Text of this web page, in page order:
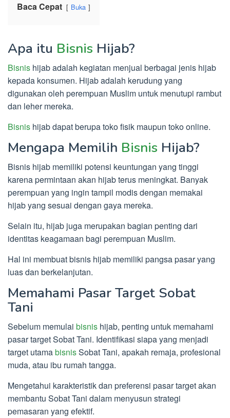
Baca Cepat Buka
Apa itu Bisnis Hijab?
Bisnis hijab adalah kegiatan menjual berbagai jenis hijab
kepada konsumen. Hijab adalah kerudung yang
digunakan oleh perempuan Muslim untuk menutupi rambut
dan leher mereka.
Bisnis hijab dapat berupa toko fisik maupun toko online.
Mengapa Memilih Bisnis Hijab?
Bisnis hijab memiliki potensi keuntungan yang tinggi
karena permintaan akan hijab terus meningkat. Banyak
perempuan yang ingin tampil modis dengan memakai
hijab yang sesuai dengan gaya mereka.
Selain itu, hijab juga merupakan bagian penting dari
identitas keagamaan bagi perempuan Muslim.
Hal ini membuat bisnis hijab memiliki pangsa pasar yang
luas dan berkelanjutan.
Memahami Pasar Target Sobat
Tani
Sebelum memulai bisnis hijab, penting untuk memahami
pasar target Sobat Tani. Identifikasi siapa yang menjadi
target utamabisnisSobat Tani, apakah remaja, profesional
muda, atau ibu rumah tangga.
Mengetahui karakteristik dan preferensi pasar target akan
membantu Sobat Tani dalam menyusun strategi
pemasaran yang efektif.